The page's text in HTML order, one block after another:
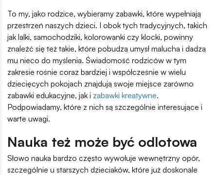
To my, jako rodzice, wybieramy zabawki, które wypełniają
przestrzeń naszych dzieci. I obok tych tradycyjnych, takich
jak lalki, samochodziki, kolorowanki czy klocki, powinny
znaleźć się też takie, które pobudzą umysł malucha i dadzą
mu nieco do myślenia. Świadomość rodziców w tym
zakresie rośnie coraz bardziej i współcześnie w wielu
dziecięcych pokojach znajdują swoje miejsce zarówno
zabawki edukacyjne, jak i zabawki kreatywne.
Podpowiadamy, które z nich są szczególnie interesujące i
warte uwagi.
Nauka też może być odlotowa
Słowo nauka bardzo często wywołuje wewnętrzny opór,
szczególnie u starszych dzieciaków, które już doskonale